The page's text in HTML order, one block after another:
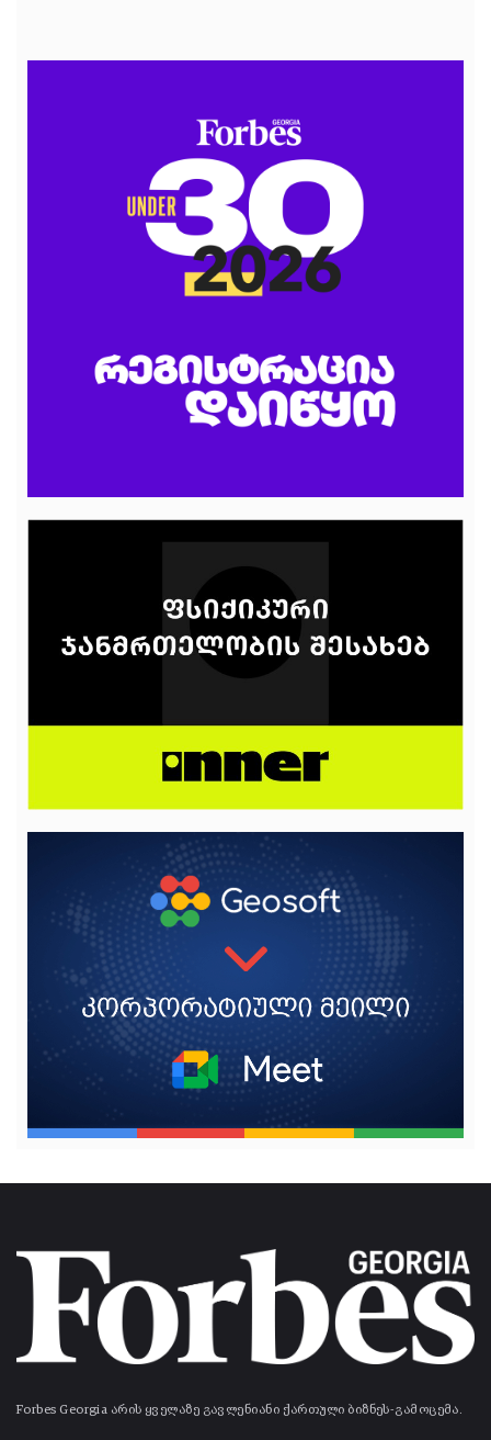
Forbes Georgia არის ყველაზე გავლენიანი ქართული ბიზნეს-გამოცემა.